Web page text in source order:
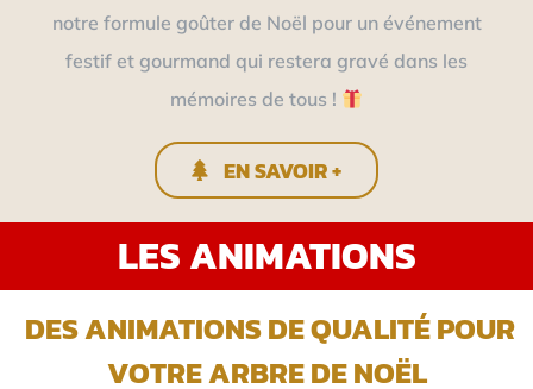
notre formule goûter de Noël pour un événement
festif et gourmand qui restera gravé dans les
mémoires de tous !
EN SAVOIR +
LES ANIMATIONS
DES ANIMATIONS DE QUALITÉ POUR
VOTRE ARBRE DE NOËL